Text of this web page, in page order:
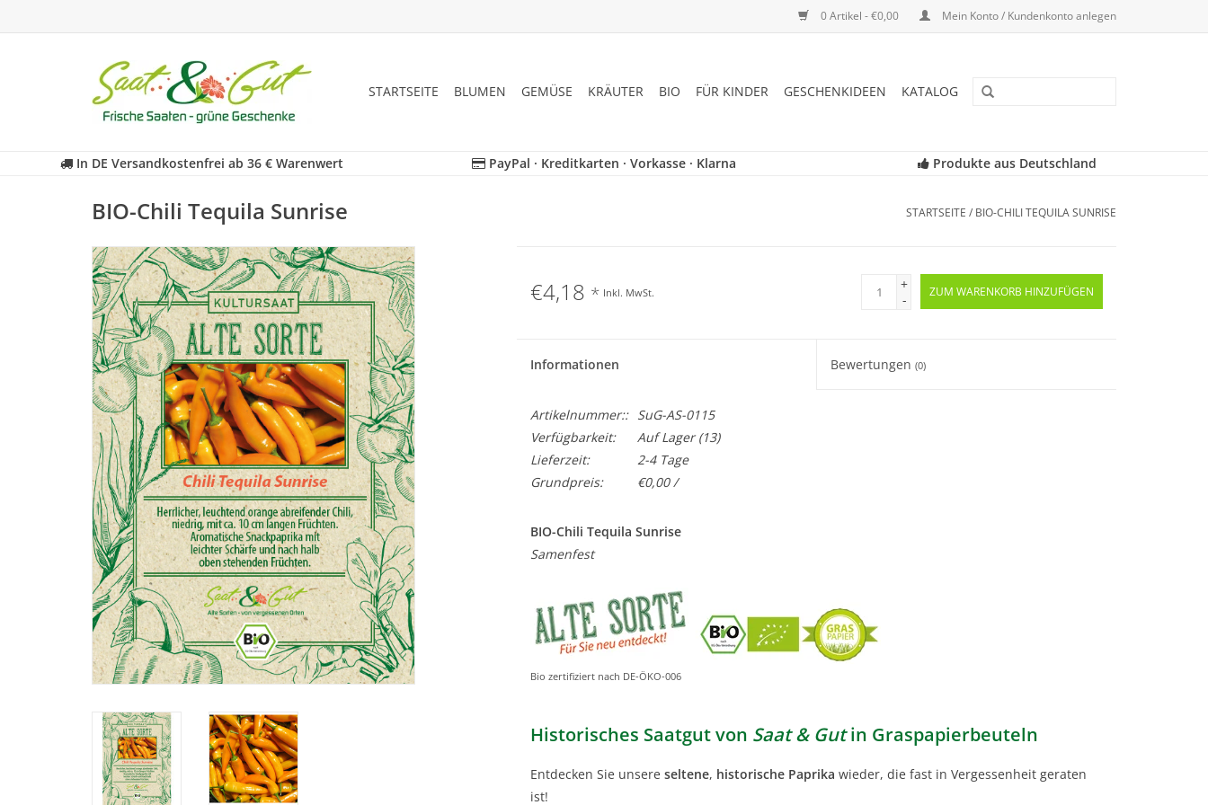
0 Artikel - €0,00 Mein Konto / Kundenkonto anlegen
STARTSEITE BLUMEN GEMÜSE KRÄUTER BIO FÜR KINDER GESCHENKIDEEN KATALOG
In DE Versandkostenfrei ab 36 € Warenwert PayPal · Kreditkarten · Vorkasse · Klarna Produkte aus Deutschland
BIO-Chili Tequila Sunrise STARTSEITE / BIO-CHILI TEQUILA SUNRISE
€4,18 * Inkl. MwSt.
+
-
ZUM WARENKORB HINZUFÜGEN
Informationen Bewertungen(0)
Artikelnummer::
SuG-AS-0115
Verfügbarkeit:
Auf Lager(13)
Lieferzeit:
2-4 Tage
Grundpreis:
€0,00 /
BIO-Chili Tequila Sunrise
Samenfest
Bio zertifiziert nach DE-ÖKO-006
Historisches Saatgut von Saat & Gutin Graspapierbeuteln
Entdecken Sie unsere seltene, historische Paprika wieder, die fast in Vergessenheit geraten
ist!